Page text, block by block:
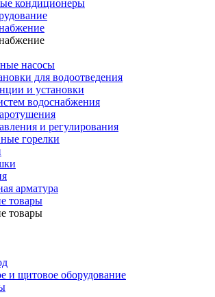
кондиционеры
насосы
для водоотведения
и установки
водоснабжения
и регулирования
горелки
арматура
товары
товары
и щитовое оборудование